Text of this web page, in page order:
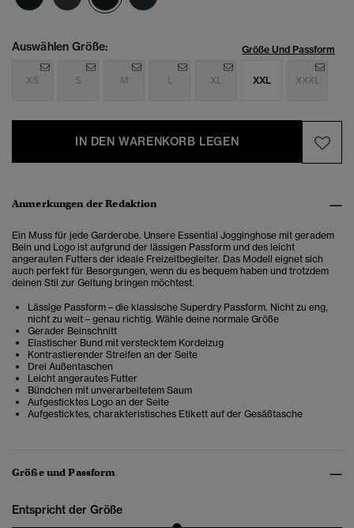
Auswählen Größe: Größe Und Passform
XS S M L XL XXL XXXL
IN DEN WARENKORB LEGEN
Anmerkungen der Redaktion
Ein Muss für jede Garderobe. Unsere Essential Jogginghose mit geradem
Bein und Logo ist aufgrund der lässigen Passform und des leicht
angerauten Futters der ideale Freizeitbegleiter. Das Modell eignet sich
auch perfekt für Besorgungen, wenn du es bequem haben und trotzdem
deinen Stil zur Geltung bringen möchtest.
Lässige Passform – die klassische Superdry Passform. Nicht zu eng,
nicht zu weit – genau richtig. Wähle deine normale Größe
Gerader Beinschnitt
Elastischer Bund mit verstecktem Kordelzug
Kontrastierender Streifen an der Seite
Drei Außentaschen
Leicht angerautes Futter
Bündchen mit unverarbeitetem Saum
Aufgesticktes Logo an der Seite
Aufgesticktes, charakteristisches Etikett auf der Gesäßtasche
Größe und Passform
Entspricht der Größe